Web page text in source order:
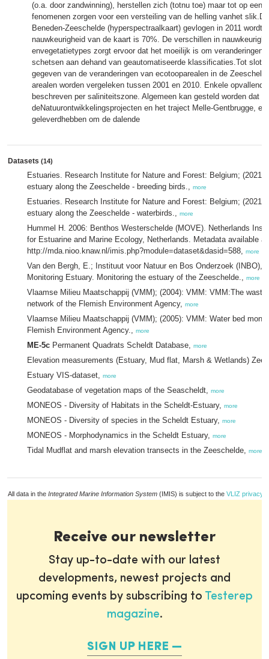
(o.a. door zandwinning), herstellen zich (totnu toe) maar tot op een
fenomenen zorgen voor een versteiling van de helling vanhet
Beneden-Zeeschelde (hyperspectraalkaart) gevlogen in 2011 wordt
nauwkeurigheid van de kaart is 70%. De verschillen in
envegetatietypes zorgt ervoor dat het moeilijk is om veranderingen
schetsen aan dehand van geautomatiseerde klassificaties.Tot slot
gegeven van de veranderingen van ecotooparealen in de
arealen worden vergeleken tussen 2001 en 2010. Enkele
beschreven per saliniteitszone. Algemeen kan gesteld worden dat
deNatuurontwikkelingsprojecten en het traject Melle-Gentbrugge,
geleverdhebben om de dalende
Datasets (14)
Estuaries. Research Institute for Nature and Forest: Belgium;
estuary along the Zeeschelde - breeding birds., more
Estuaries. Research Institute for Nature and Forest: Belgium;
estuary along the Zeeschelde - waterbirds., more
Hummel H. 2006: Benthos Westerschelde (MOVE). Netherlands
for Estuarine and Marine Ecology, Netherlands. Metadata available at
http://mda.nioo.knaw.nl/imis.php?module=dataset&dasid=588, more
Van den Bergh, E.; Instituut voor Natuur en Bos Onderzoek (INBO),
Monitoring Estuary. Monitoring the estuary of the Zeeschelde., more
Vlaamse Milieu Maatschappij (VMM); (2004): VMM: VMM:The
network of the Flemish Environment Agency, more
Vlaamse Milieu Maatschappij (VMM); (2005): VMM: Water bed
Flemish Environment Agency., more
ME-5c Permanent Quadrats Scheldt Database, more
Elevation measurements (Estuary, Mud flat, Marsh & Wetlands)
Estuary VIS-dataset, more
Geodatabase of vegetation maps of the Seascheldt, more
MONEOS - Diversity of Habitats in the Scheldt-Estuary, more
MONEOS - Diversity of species in the Scheldt Estuary, more
MONEOS - Morphodynamics in the Scheldt Estuary, more
Tidal Mudflat and marsh elevation transects in the Zeeschelde, more
All data in the Integrated Marine Information System (IMIS) is subject to the VLIZ privacy
Receive our newsletter
Stay up-to-date with our latest
developments, newest projects and
upcoming events by subscribing to Testerep
magazine.
SIGN UP HERE